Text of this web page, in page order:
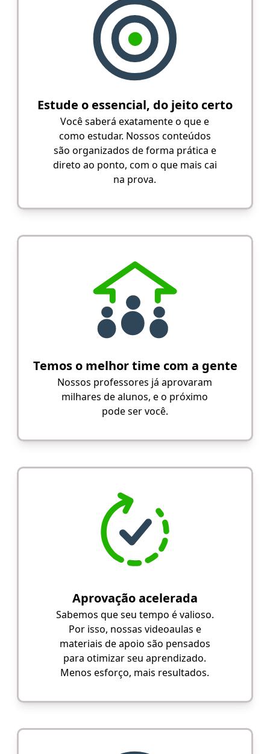
Estude o essencial, do jeito certo
Você saberá exatamente o que e
como estudar. Nossos conteúdos
são organizados de forma prática e
direto ao ponto, com o que mais cai
na prova.
Temos o melhor time com a gente
Nossos professores já aprovaram
milhares de alunos, e o próximo
pode ser você.
Aprovação acelerada
Sabemos que seu tempo é valioso.
Por isso, nossas videoaulas e
materiais de apoio são pensados
para otimizar seu aprendizado.
Menos esforço, mais resultados.